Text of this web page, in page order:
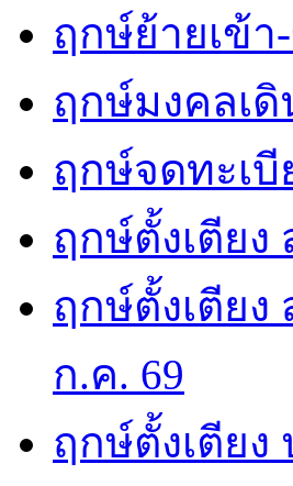
ฤกษ์ย้ายเข้
ฤกษ์มงคลเดิ
ฤกษ์จดทะเบี
ฤกษ์ตั้งเตียง
ฤกษ์ตั้งเตียง
ก.ค. 69
ฤกษ์ตั้งเตียง